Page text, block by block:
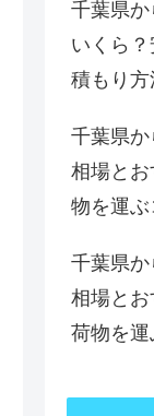
千葉県
いくら
積もり
千葉県
相場と
物を運
千葉県
相場と
荷物を運